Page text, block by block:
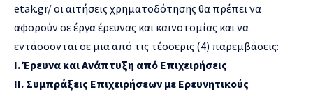
etak.gr/οι αιτήσεις χρηματοδότησης θα πρέπει να
αφορούν σε έργα έρευνας και καινοτομίας και να
εντάσσονται σε μια από τις τέσσερις (4) παρεμβάσεις:
I. Έρευνα και Ανάπτυξη από Επιχειρήσεις
II. Συμπράξεις Επιχειρήσεων με Ερευνητικούς